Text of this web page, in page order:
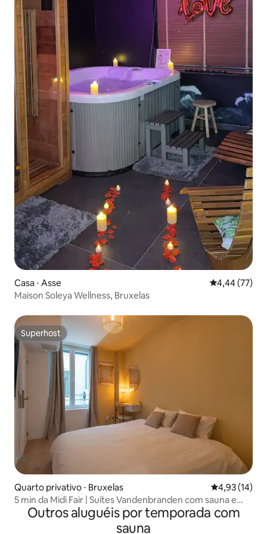
Casa ⋅ Asse 4,44 de uma
4,44 (77)
Maison Soleya Wellness, Bruxelas
Superhost
Superhost
Quarto privativo ⋅ Bruxelas 4,93 de uma
4,93 (14)
5 min da Midi Fair | Suítes Vandenbranden com sauna e
academia
Outros aluguéis por temporada com
sauna